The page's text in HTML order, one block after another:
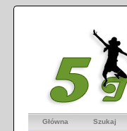
Główna Szukaj